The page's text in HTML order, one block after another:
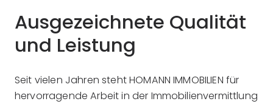
Ausgezeichnete Qualität
und Leistung
Seit vielen Jahren steht HOMANN IMMOBILIEN für
hervorragende Arbeit in der Immobilienvermittlung